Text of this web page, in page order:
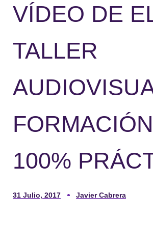
VÍDEO DE
TALLER
FORMACIÓN
100%
31 Julio, 2017 Javier Cabrera